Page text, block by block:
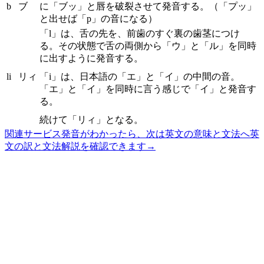
b ブ
に「ブッ」と唇を破裂させて発音する。（「プッ」
と出せば「p」の音になる）
li リィ
「l」は、舌の先を、前歯のすぐ裏の歯茎につけ
る。その状態で舌の両側から「ウ」と「ル」を同時
に出すように発音する。
「i」は、日本語の「エ」と「イ」の中間の音。
「エ」と「イ」を同時に言う感じで「イ」と発音す
る。
続けて「リィ」となる。
関連サービス発音がわかったら、次は英文の意味と文法へ英
文の訳と文法解説を確認できます →